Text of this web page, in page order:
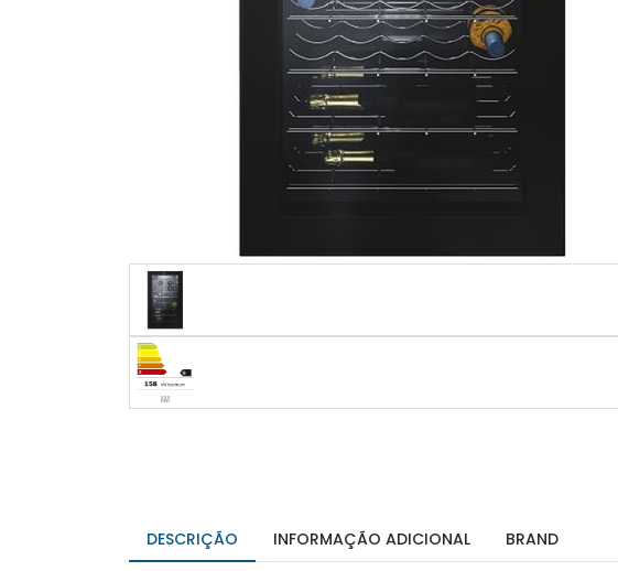
DESCRIÇÃO INFORMAÇÃO ADICIONAL BRAND